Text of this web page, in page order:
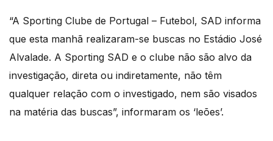
“A Sporting Clube de Portugal – Futebol, SAD informa
que esta manhã realizaram-se buscas no Estádio José
Alvalade. A Sporting SAD e o clube não são alvo da
investigação, direta ou indiretamente, não têm
qualquer relação com o investigado, nem são visados
na matéria das buscas”, informaram os ‘leões’.